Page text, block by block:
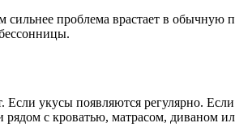
проблема врастает в
укусы появляются регулярно.
с кроватью, матрасом, диваном